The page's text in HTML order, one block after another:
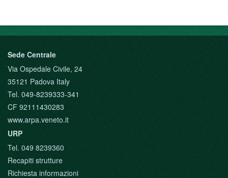
Sede Centrale
Via Ospedale Civile, 24
35121 Padova Italy
Tel. 049-8239333-341
CF 92111430283
www.arpa.veneto.it
URP
Tel. 049 8239360
Recapiti strutture
Richiesta informazioni